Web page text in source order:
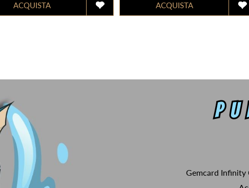
Gemcard Infinity